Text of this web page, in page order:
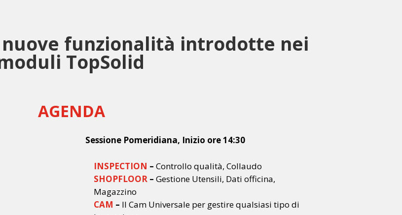
funzionalità introdotte nei
TopSolid
AGENDA
Sessione Pomeridiana, Inizio ore 14:30
INSPECTION – Controllo qualità, Collaudo
SHOPFLOOR – Gestione Utensili, Dati officina,
Magazzino
CAM – Il Cam Universale per gestire qualsiasi tipo di